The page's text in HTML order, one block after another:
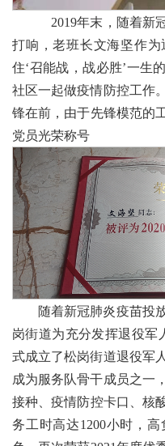
2019年末，随着新
打响，老班长文海坚作
住‘召能战，战必胜’一生
社区一起做疫情防控工作
锋在前，由于先锋模范的
党员光荣称号
随着新冠肺炎疫苗投
岗街道为充分发挥退役军
式成立了松岗街道退役军
成为服务队骨干成员之一
接种、疫情防控卡口、核
务工时高达1200小时，